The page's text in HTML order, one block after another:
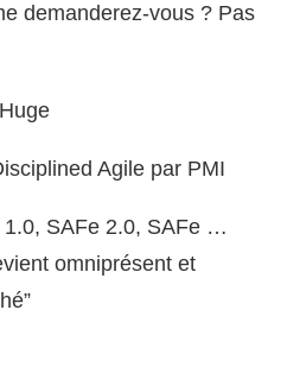
demanderez-vous ? Pas
Agile par PMI
1.0, SAFe 2.0, SAFe …
omniprésent et